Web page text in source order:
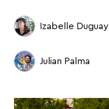
Izabelle Duguay
Julian Palma